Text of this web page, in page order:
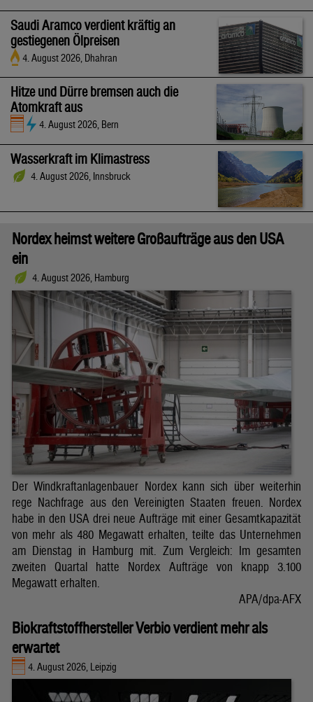
Saudi Aramco verdient kräftig an
gestiegenen Ölpreisen
4. August 2026, Dhahran
Hitze und Dürre bremsen auch die
Atomkraft aus
4. August 2026, Bern
Wasserkraft im Klimastress
4. August 2026, Innsbruck
Nordex heimst weitere Großaufträge aus den USA
ein
4. August 2026, Hamburg
Der Windkraftanlagenbauer Nordex kann sich über weiterhin
rege Nachfrage aus den Vereinigten Staaten freuen. Nordex
habe in den USA drei neue Aufträge mit einer Gesamtkapazität
von mehr als 480 Megawatt erhalten, teilte das Unternehmen
am Dienstag in Hamburg mit. Zum Vergleich: Im gesamten
zweiten Quartal hatte Nordex Aufträge von knapp 3.100
Megawatt erhalten.
APA/dpa-AFX
Biokraftstoffhersteller Verbio verdient mehr als
erwartet
4. August 2026, Leipzig